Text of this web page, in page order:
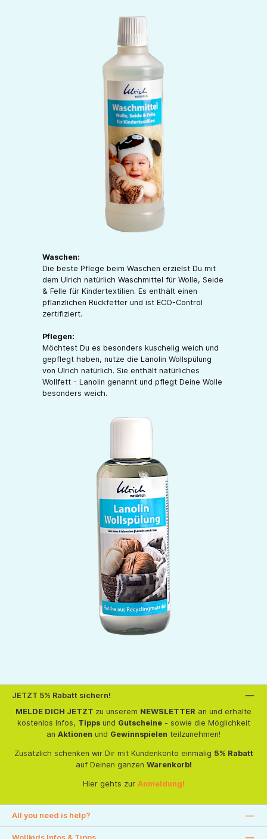
Waschen:
Die beste Pflege beim Waschen erzielst Du mit
dem Ulrich natürlich Waschmittel für Wolle, Seide
& Felle für Kindertextilien. Es enthält einen
pflanzlichen Rückfetter und ist ECO-Control
zertifiziert.
Pflegen:
Möchtest Du es besonders kuschelig weich und
gepflegt haben, nutze die Lanolin Wollspülung
von Ulrich natürlich. Sie enthält natürliches
Wollfett - Lanolin genannt und pflegt Deine Wolle
besonders weich.
JETZT 5% Rabatt sichern!
MELDE DICH JETZT zu unserem NEWSLETTER an und erhalte
kostenlos Infos, Tippsund Gutscheine- sowie die Möglichkeit
an Aktionen und Gewinnspielen teilzunehmen!
Zusätzlich schenken wir Dir mit Kundenkonto einmalig 5% Rabatt
auf Deinen ganzen Warenkorb!
Hier gehts zur Anmeldung!
All you need is help?